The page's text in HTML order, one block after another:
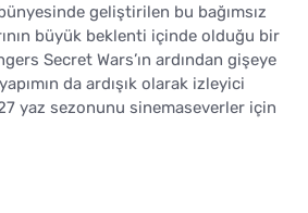
geliştirilen bu bağımsız
büyük beklenti içinde olduğu bir
Secret Wars’ın ardından gişeye
da ardışık olarak izleyici
yaz sezonunu sinemaseverler için